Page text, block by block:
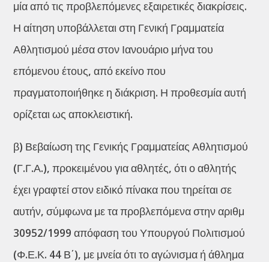
μία από τις προβλεπόμενες εξαιρετικές διακρίσεις.
Η αίτηση υποβάλλεται στη Γενική Γραμματεία
Αθλητισμού μέσα στον Ιανουάριο μήνα του
επόμενου έτους, από εκείνο που
πραγματοποιήθηκε η διάκριση. Η προθεσμία αυτή
ορίζεται ως αποκλειστική.
β) Βεβαίωση της Γενικής Γραμματείας Αθλητισμού
(Γ.Γ.Α.), προκειμένου για αθλητές, ότι ο αθλητής
έχει γραφτεί στον ειδικό πίνακα που τηρείται σε
αυτήν, σύμφωνα με τα προβλεπόμενα στην αριθμ
30952/1999 απόφαση του Υπουργού Πολιτισμού
(Φ.Ε.Κ. 44 Β΄), με μνεία ότι το αγώνισμα ή άθλημα